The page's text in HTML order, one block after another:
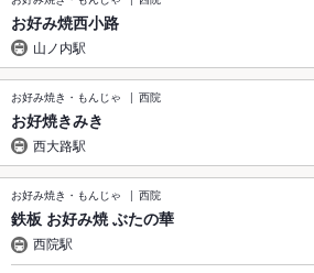
お好み焼西小路
山ノ内駅
お好み焼き・もんじゃ 西院
お好焼きみき
西大路駅
お好み焼き・もんじゃ 西院
鉄板 お好み焼 ぶたの華
西院駅